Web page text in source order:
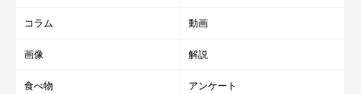
コラム 動画
画像 解説
食べ物 アンケート